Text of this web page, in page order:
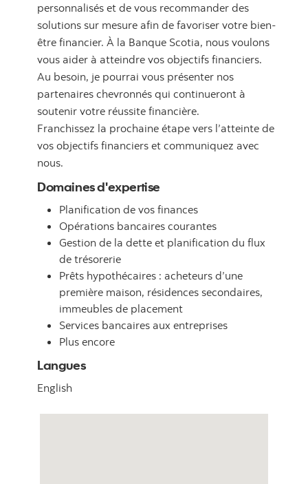
personnalisés et de vous recommander des
solutions sur mesure afin de favoriser votre bien-
être financier. À la Banque Scotia, nous voulons
vous aider à atteindre vos objectifs financiers.
Au besoin, je pourrai vous présenter nos
partenaires chevronnés qui continueront à
soutenir votre réussite financière.
Franchissez la prochaine étape vers l’atteinte de
vos objectifs financiers et communiquez avec
nous.
Domaines d'expertise
Planification de vos finances
Opérations bancaires courantes
Gestion de la dette et planification du flux
de trésorerie
Prêts hypothécaires : acheteurs d’une
première maison, résidences secondaires,
immeubles de placement
Services bancaires aux entreprises
Plus encore
Langues
English